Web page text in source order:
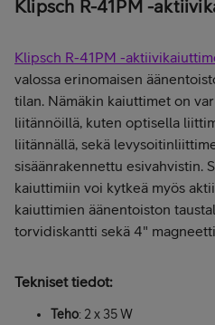
Klipsch R-41PM -
Klipsch R-41PM -
valossa erinomaisen
tilan. Nämäkin kaiuttimet on
liitännöillä, kuten optisella
liitännällä, sekä
sisäänrakennettu esivahvistin.
kaiuttimiin voi kytkeä myös
kaiuttimien äänentoiston
torvidiskantti sekä 4"
Tekniset tiedot:
Teho: 2 x 35 W